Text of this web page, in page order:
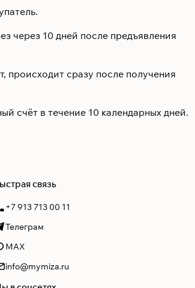
через 10 дней после предъявления
происходит сразу после получения
счёт в течение 10 календарных дней.
связь
+7 913 713 00 11
Телеграм
MAX
info@mymiza.ru